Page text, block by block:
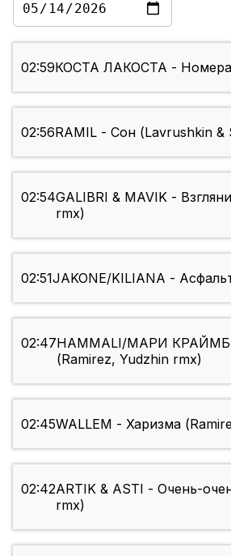
02:59КОСТА ЛАКОСТА - Номера
02:56RAMIL - Сон (Lavrushkin &
02:54GALIBRI & MAVIK -
rmx)
02:51JAKONE/KILIANA -
02:47HAMMALI/МАРИ
(Ramirez, Yudzhin rmx)
02:45WALLEM - Харизма
02:42ARTIK & ASTI - Очень-
rmx)